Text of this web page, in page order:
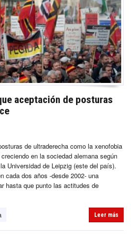
aceptación de posturas
de ultraderecha como la xenofobia
en la sociedad alemana según
Universidad de Leipzig (este del país).
cada dos años -desde 2002- una
hasta que punto las actitudes de
Leer más